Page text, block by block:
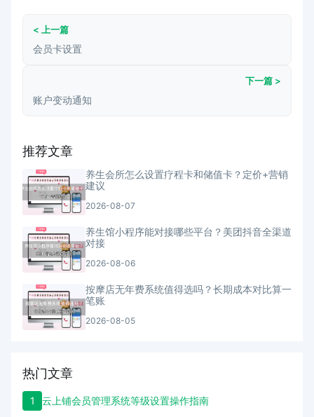
< 上一篇
会员卡设置
下一篇 >
账户变动通知
推荐文章
养生会所怎么设置疗程卡和储值卡？定价+营销
建议
2026-08-07
养生馆小程序能对接哪些平台？美团抖音全渠道
对接
2026-08-06
按摩店无年费系统值得选吗？长期成本对比算一
笔账
2026-08-05
热门文章
1 云上铺会员管理系统等级设置操作指南